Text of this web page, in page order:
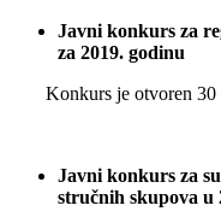
Javni konkurs za
za 2019. godinu
Konkurs je otvoren 30
Javni konkurs za
stručnih skupova u